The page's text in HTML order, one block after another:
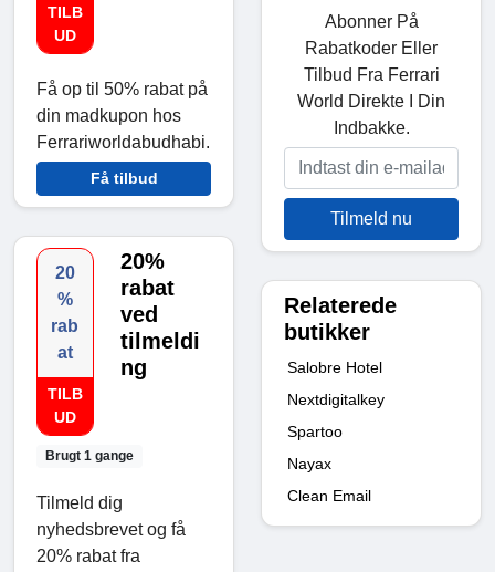
TILB
UD
Få op til 50% rabat på
din madkupon hos
Ferrariworldabudhabi.
Få tilbud
20
%
rab
at
TILB
UD
Brugt 1 gange
20%
rabat
ved
tilmeldi
ng
Tilmeld dig
nyhedsbrevet og få
20% rabat fra
Abonner På
Rabatkoder Eller
Tilbud Fra Ferrari
World Direkte I Din
Indbakke.
Tilmeld nu
Relaterede
butikker
Salobre Hotel
Nextdigitalkey
Spartoo
Nayax
Clean Email